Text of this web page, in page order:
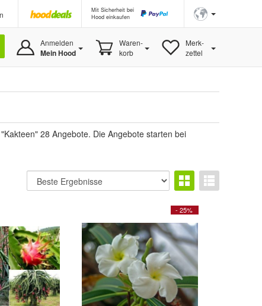
Mit Sicherheit bei
Hood einkaufen
Anmelden
Mein Hood
Waren-
korb
Merk-
zettel
28 Angebote. Die Angebote starten bei
- 25%